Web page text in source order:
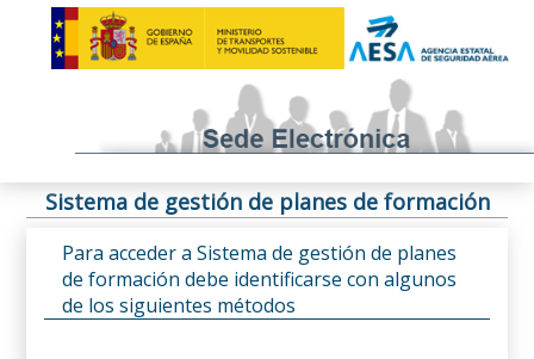
Sistema de gestión de planes de formación
Para acceder a Sistema de gestión de planes
de formación debe identificarse con algunos
de los siguientes métodos